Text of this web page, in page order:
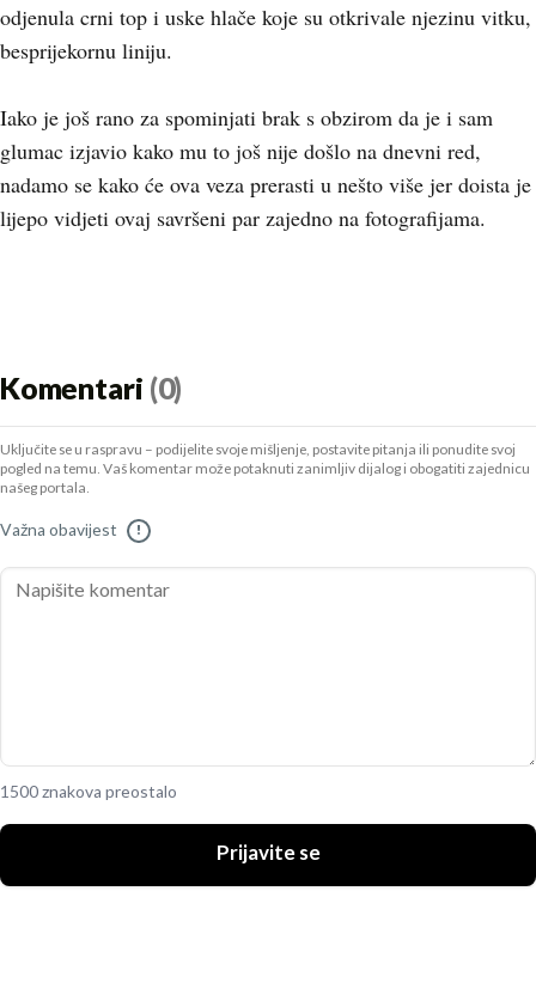
odjenula crni top i uske hlače koje su otkrivale njezinu vitku,
besprijekornu liniju.
Iako je još rano za spominjati brak s obzirom da je i sam
glumac izjavio kako mu to još nije došlo na dnevni red,
nadamo se kako će ova veza prerasti u nešto više jer doista je
lijepo vidjeti ovaj savršeni par zajedno na fotografijama.
Komentari (0)
Uključite se u raspravu – podijelite svoje mišljenje, postavite pitanja ili ponudite svoj
pogled na temu. Vaš komentar može potaknuti zanimljiv dijalog i obogatiti zajednicu
našeg portala.
Važna obavijest !
1500 znakova preostalo
Prijavite se